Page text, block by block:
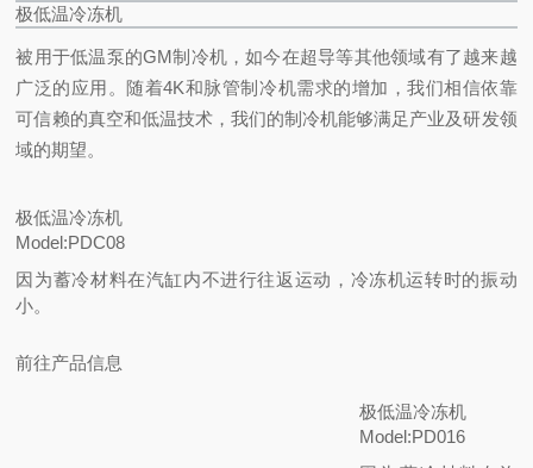
极低温冷冻机
被用于低温泵的GM制冷机，如今在超导等其他领域有了越来越
广泛的应用。 随着4K和脉管制冷机需求的增加，我们相信依靠
可信赖的真空和低温技术，我们的制冷机能够满足产业及研发领
域的期望。
极低温冷冻机
Model:PDC08
因为蓄冷材料在汽缸内不进行往返运动，冷冻机运转时的振动
小。
前往产品信息
极低温冷冻机
Model:PD016